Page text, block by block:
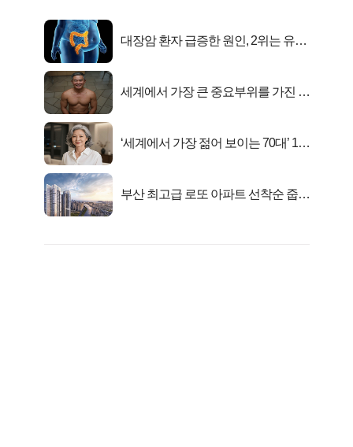
대장암 환자 급증한 원인, 2위는 유산
세계에서 가장 큰 중요부위를 가진 남
‘세계에서 가장 젊어 보이는 70대’ 1위
부산 최고급 로또 아파트 선착순 줍줍